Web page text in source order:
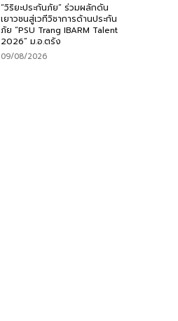
“วิริยะประกันภัย” ร่วมผลักดัน
เยาวชนสู่เวทีวิชาการด้านประกัน
ภัย “PSU Trang IBARM Talent
2026” ม.อ.ตรัง
09/08/2026